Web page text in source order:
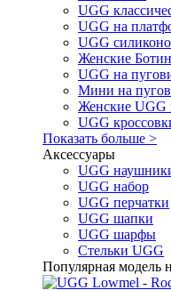
UGG
UGG на
UGG
Женские
UGG на
Мини на
Женские UGG
UGG
Показать больше >
Аксессуары
UGG
UGG набор
UGG перчатки
UGG шапки
UGG шарфы
Стельки UGG
Популярная модель